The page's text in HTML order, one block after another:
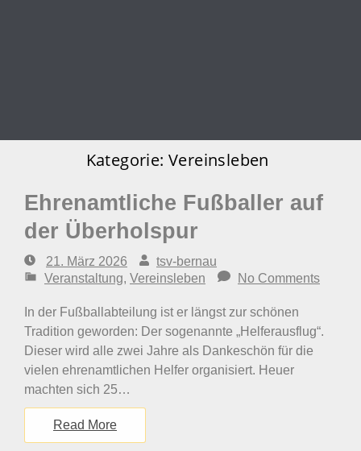
Kategorie: Vereinsleben
Ehrenamtliche Fußballer auf
der Überholspur
21. März 2026
tsv-bernau
Veranstaltung, Vereinsleben No Comments
In der Fußballabteilung ist er längst zur schönen
Tradition geworden: Der sogenannte „Helferausflug“.
Dieser wird alle zwei Jahre als Dankeschön für die
vielen ehrenamtlichen Helfer organisiert. Heuer
machten sich 25…
Read More